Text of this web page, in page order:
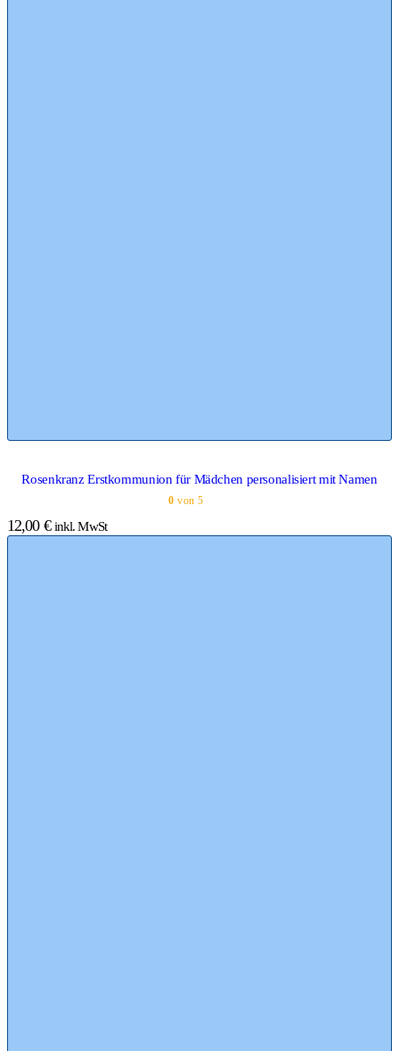
Rosenkranz Erstkommunion für Mädchen personalisiert mit Namen
0 von 5
12,00 € inkl. MwSt